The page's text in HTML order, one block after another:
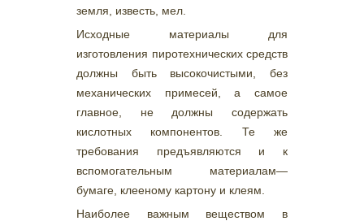
земля, известь, мел.
Исходные материалы для
изготовления пиротехнических средств
должны быть высокочистыми, без
механических примесей, а самое
главное, не должны содержать
кислотных компонентов. Те же
требования предъявляются и к
вспомогательным материалам—
бумаге, клееному картону и клеям.
Наиболее важным веществом в